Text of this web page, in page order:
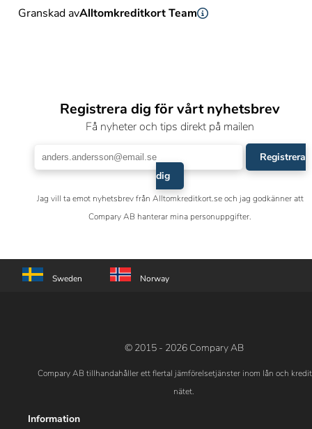
Granskad avAlltomkreditkort Team
Registrera dig för vårt nyhetsbrev
Få nyheter och tips direkt på mailen
Registrera
dig
Jag vill ta emot nyhetsbrev från Alltomkreditkort.se och jag godkänner att
Compary AB hanterar mina personuppgifter.
Sweden Norway
© 2015 - 2026 Compary AB
Compary AB tillhandahåller ett flertal jämförelsetjänster inom lån och
nätet.
Information